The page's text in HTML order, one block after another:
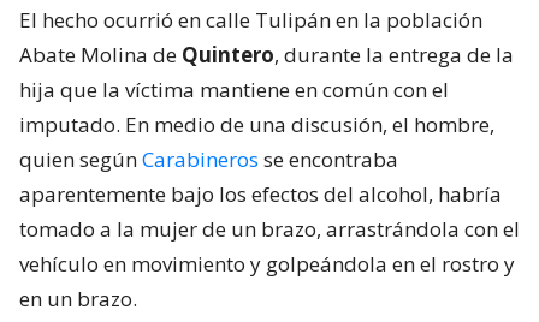
El hecho ocurrió en calle Tulipán en la población
Abate Molina de Quintero, durante la entrega de la
hija que la víctima mantiene en común con el
imputado. En medio de una discusión, el hombre,
quien segúnCarabineros se encontraba
aparentemente bajo los efectos del alcohol, habría
tomado a la mujer de un brazo, arrastrándola con el
vehículo en movimiento y golpeándola en el rostro y
en un brazo.